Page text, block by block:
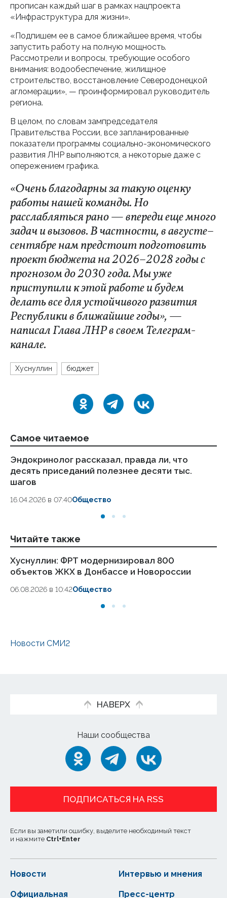
прописан каждый шаг в рамках нацпроекта
«Инфраструктура для жизни».
«Подпишем ее в самое ближайшее время, чтобы
запустить работу на полную мощность.
Рассмотрели и вопросы, требующие особого
внимания: водообеспечение, жилищное
строительство, восстановление Северодонецкой
агломерации», — проинформировал руководитель
региона.
В целом, по словам зампредседателя
Правительства России, все запланированные
показатели программы социально-экономического
развития ЛНР выполняются, а некоторые даже с
опережением графика.
«Очень благодарны за такую оценку
работы нашей команды. Но
расслабляться рано — впереди еще много
задач и вызовов. В частности, в августе–
сентябре нам предстоит подготовить
проект бюджета на 2026–2028 годы с
прогнозом до 2030 года. Мы уже
приступили к этой работе и будем
делать все для устойчивого развития
Республики в ближайшие годы», —
написал Глава ЛНР в своем Телеграм-
канале.
Хуснуллин бюджет
Самое читаемое
Эндокринолог рассказал, правда ли, что
десять приседаний полезнее десяти тыс.
шагов
16.04.2026 в 07:40Общество
Читайте также
Хуснуллин: ФРТ модернизировал 800
объектов ЖКХ в Донбассе и Новороссии
06.08.2026 в 10:42Общество
Новости СМИ2
НАВЕРХ
Наши сообщества
ПОДПИСАТЬСЯ НА RSS
Если вы заметили ошибку, выделите необходимый текст
и нажмите Ctrl+Enter
Новости
Официальная
Интервью и мнения
Пресс-центр